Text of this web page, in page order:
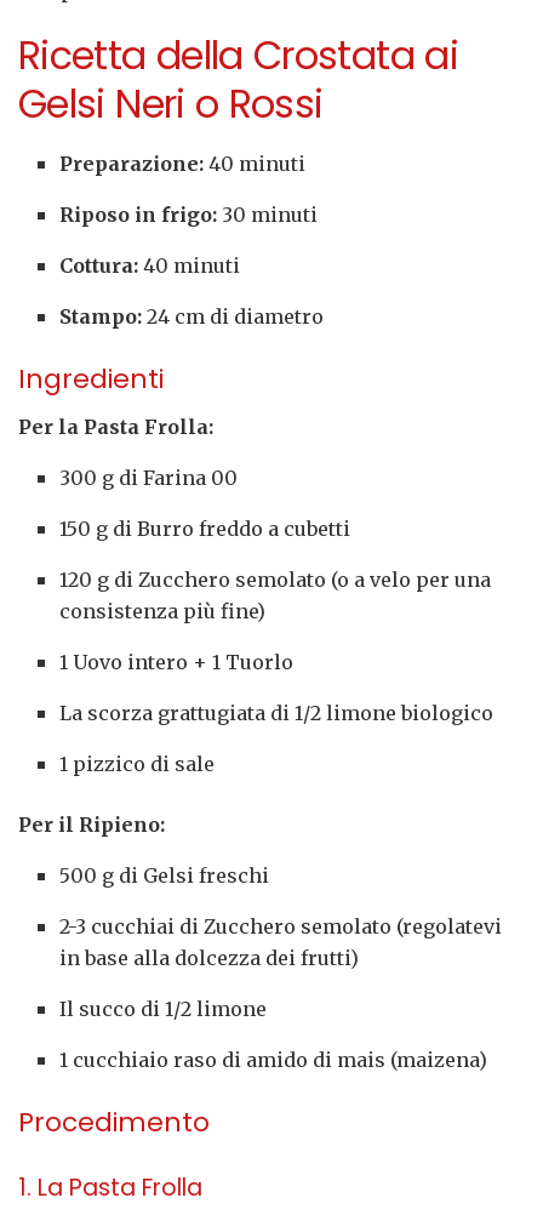
Ricetta della Crostata ai
Gelsi Neri o Rossi
Preparazione: 40 minuti
Riposo in frigo: 30 minuti
Cottura: 40 minuti
Stampo: 24 cm di diametro
Ingredienti
Per la Pasta Frolla:
300 g di Farina 00
150 g di Burro freddo a cubetti
120 g di Zucchero semolato (o a velo per una
consistenza più fine)
1 Uovo intero + 1 Tuorlo
La scorza grattugiata di 1/2 limone biologico
1 pizzico di sale
Per il Ripieno:
500 g di Gelsi freschi
2-3 cucchiai di Zucchero semolato (regolatevi
in base alla dolcezza dei frutti)
Il succo di 1/2 limone
1 cucchiaio raso di amido di mais (maizena)
Procedimento
1. La Pasta Frolla